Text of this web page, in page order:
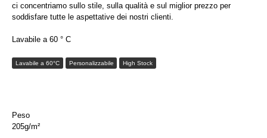
ci concentriamo sullo stile, sulla qualità e sul miglior prezzo per
soddisfare tutte le aspettative dei nostri clienti.
Lavabile a 60 ° C
Lavabile a 60°C Personalizzabile High Stock
Peso
205g/m²